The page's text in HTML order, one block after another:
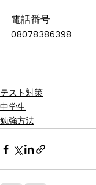
電話番号
08078386398
テスト対策
中学生
勉強方法